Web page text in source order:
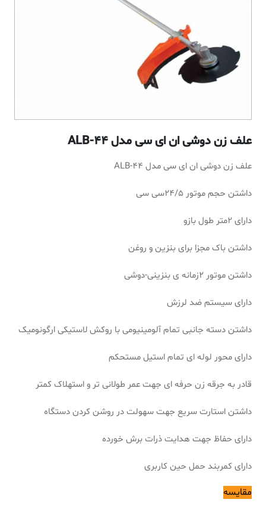
علف زن دوشی ان ای سی مدل ALB-44
علف زن دوشی ان ای سی مدل ALB-44
داشتن حجم موتور 24/5سی سی
دارای 2متر طول بازو
داشتن باک مجزا برای بنزین و روغن
داشتن موتور 2زمانه ی بنزینی-دوشی
دارای سیستم ضد لرزش
داشتن دسته جانبی تمام آلومینیومی با روکش لاستیکی ارگونومیک
دارای محور لوله ای تمام استیل مستحکم
قادر به جرقه زن حرفه ای جهت عمر طولانی تر و استهلاک کمتر
داشتن استارت سریع جهت سهولت در روشن کردن دستگاه
دارای حفاظ جهت هدایت ذرات برش خورده
دارای کمربند حمل حین کاربری
مقایسه